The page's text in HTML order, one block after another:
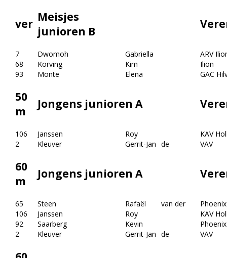
ver Meisjes
junioren B
7 Dwomoh Gabriella
ARV
68
Korving Kim
Ilion
93
Monte Elena GAC
50
m
Jongens junioren A
106 Janssen Roy
KAV
2
Kleuver Gerrit-Jan de VAV
60
m
Jongens junioren A
65 Steen Rafaël van der
Phoenix
106
Janssen Roy
KAV
92
Saarberg Kevin
Phoenix
2
Kleuver Gerrit-Jan de VAV